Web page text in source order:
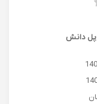
پل دانش